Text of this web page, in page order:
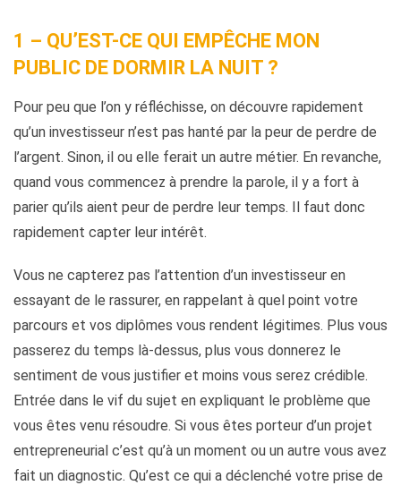
1 – QU’EST-CE QUI EMPÊCHE MON
PUBLIC DE DORMIR LA NUIT ?
Pour peu que l’on y réfléchisse, on découvre rapidement
qu’un investisseur n’est pas hanté par la peur de perdre de
l’argent. Sinon, il ou elle ferait un autre métier. En revanche,
quand vous commencez à prendre la parole, il y a fort à
parier qu’ils aient peur de perdre leur temps. Il faut donc
rapidement capter leur intérêt.
Vous ne capterez pas l’attention d’un investisseur en
essayant de le rassurer, en rappelant à quel point votre
parcours et vos diplômes vous rendent légitimes. Plus vous
passerez du temps là-dessus, plus vous donnerez le
sentiment de vous justifier et moins vous serez crédible.
Entrée dans le vif du sujet en expliquant le problème que
vous êtes venu résoudre. Si vous êtes porteur d’un projet
entrepreneurial c’est qu’à un moment ou un autre vous avez
fait un diagnostic. Qu’est ce qui a déclenché votre prise de